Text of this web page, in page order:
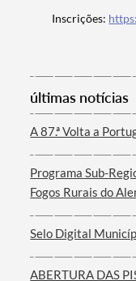
Filtros
Inscrições:
últimas notícias
A 87.ª Volta a
Programa Sub-
Fogos Rurais do
Selo Digital
ABERTURA DAS